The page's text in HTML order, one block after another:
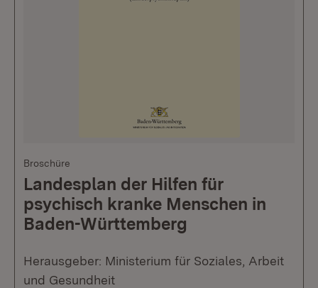
Broschüre
Landesplan der Hilfen für
psychisch kranke Menschen in
Baden-Württemberg
Herausgeber: Ministerium für Soziales, Arbeit
und Gesundheit